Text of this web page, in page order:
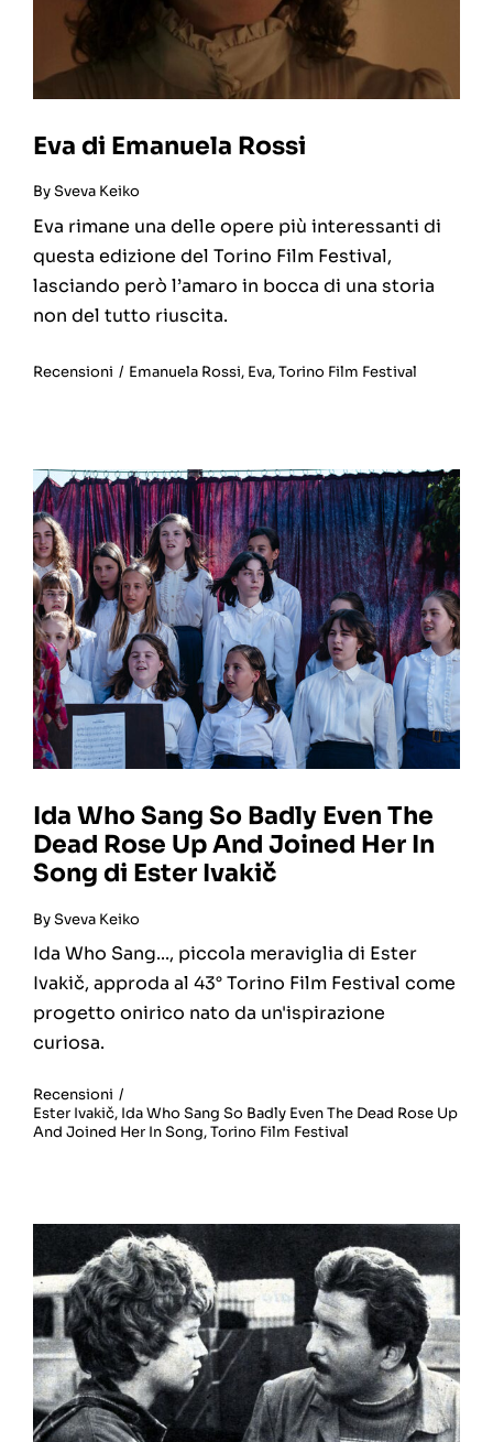
Eva di Emanuela Rossi
BySveva Keiko
Eva rimane una delle opere più interessanti di
questa edizione del Torino Film Festival,
lasciando però l’amaro in bocca di una storia
non del tutto riuscita.
Recensioni / Emanuela Rossi, Eva,Torino Film Festival
Ida Who Sang So Badly Even The
Dead Rose Up And Joined Her In
Song di Ester Ivakič
BySveva Keiko
Ida Who Sang..., piccola meraviglia di Ester
Ivakič, approda al 43° Torino Film Festival come
progetto onirico nato da un'ispirazione
curiosa.
Recensioni /
Ester Ivakič, Ida Who Sang So Badly Even The Dead Rose Up
And Joined Her In Song,Torino Film Festival